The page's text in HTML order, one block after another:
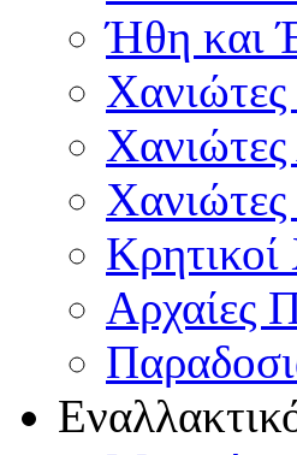
Ήθη και
Χανιώτες
Αρχαίες